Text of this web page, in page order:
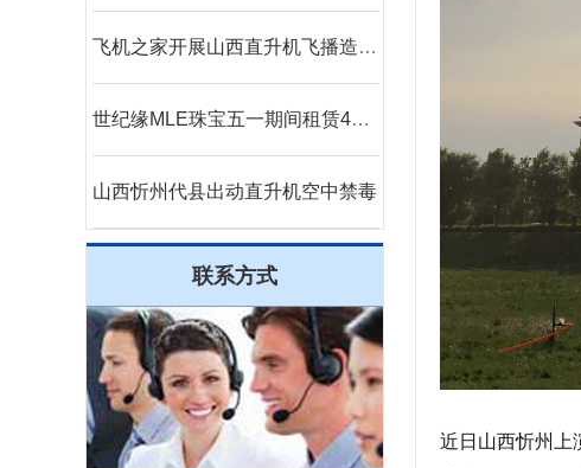
飞机之家开展山西直升机飞播造林活动
世纪缘MLE珠宝五一期间租赁4架直升机在四个城市庆典
山西忻州代县出动直升机空中禁毒
联系方式
近日山西忻州上